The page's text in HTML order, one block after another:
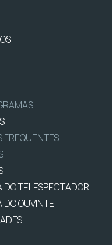
FREQUENTES
DO TELESPECTADOR
DO OUVINTE